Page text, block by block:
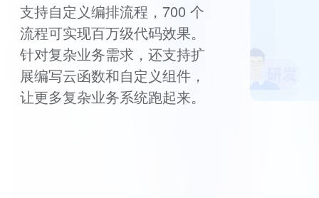
支持自定义编排流程，700 个
流程可实现百万级代码效果。
针对复杂业务需求，还支持扩
展编写云函数和自定义组件，
让更多复杂业务系统跑起来。